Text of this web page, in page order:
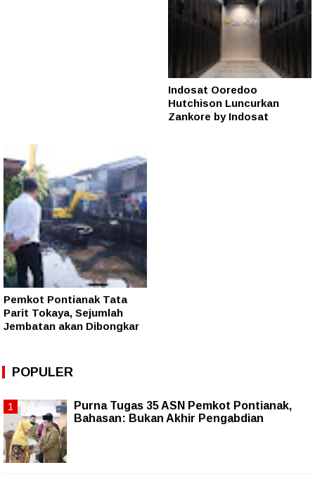
Indosat Ooredoo
Hutchison Luncurkan
Zankore by Indosat
Pemkot Pontianak Tata
Parit Tokaya, Sejumlah
Jembatan akan Dibongkar
POPULER
Purna Tugas 35 ASN Pemkot Pontianak,
Bahasan: Bukan Akhir Pengabdian